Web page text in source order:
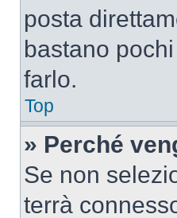
posta
bastano
farlo.
Top
» Perché
Se non
terrà